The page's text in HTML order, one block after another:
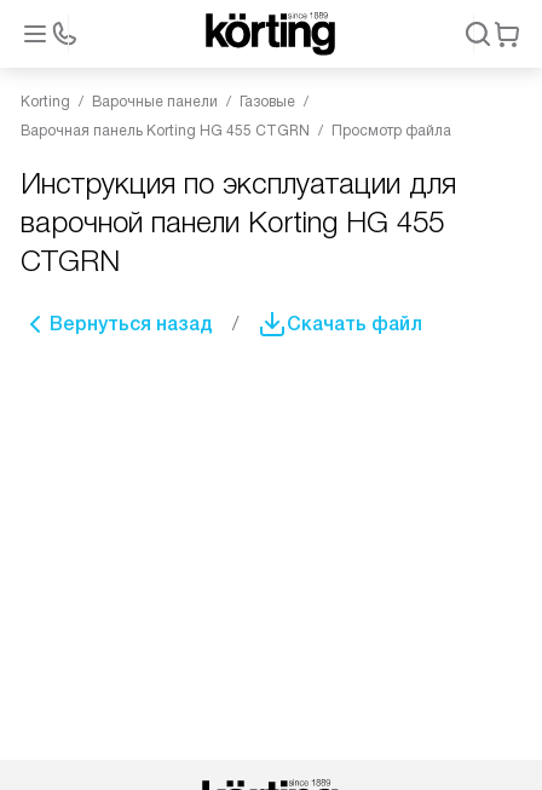
Korting Варочные панели
Газовые
Варочная панель Korting HG 455 CTGRN
Просмотр файла
Инструкция по эксплуатации для
варочной панели Korting HG 455
CTGRN
Вернуться назад Скачать файл